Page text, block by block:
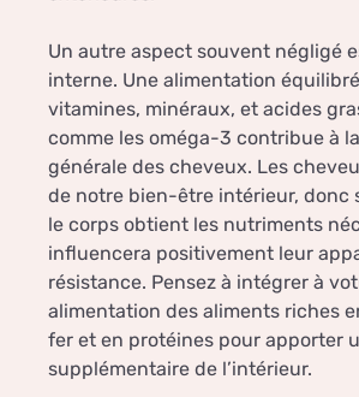
Un autre aspect souvent négligé
interne. Une alimentation
vitamines, minéraux, et acides
comme les oméga-3 contribue à
générale des cheveux. Les
de notre bien-être intérieur, donc
le corps obtient les nutriments
influencera positivement leur
résistance. Pensez à intégrer à
alimentation des aliments riches
fer et en protéines pour apporter
supplémentaire de l’intérieur.